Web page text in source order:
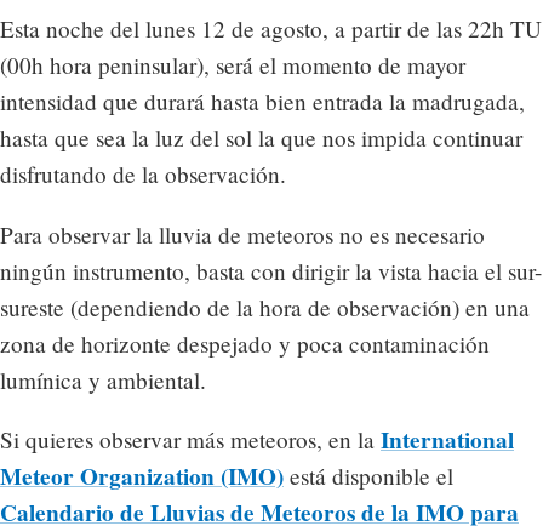
Esta noche del lunes 12 de agosto, a partir de las 22h TU
(00h hora peninsular), será el momento de mayor
intensidad que durará hasta bien entrada la madrugada,
hasta que sea la luz del sol la que nos impida continuar
disfrutando de la observación.
Para observar la lluvia de meteoros no es necesario
ningún instrumento, basta con dirigir la vista hacia el sur-
sureste (dependiendo de la hora de observación) en una
zona de horizonte despejado y poca contaminación
lumínica y ambiental.
Si quieres observar más meteoros, en la International
Meteor Organization (IMO) está disponible el
Calendario de Lluvias de Meteoros de la IMO para